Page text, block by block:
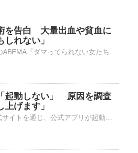
を告白 大量出血や貧血に
れない」
起動しない」 原因を調査
げます」